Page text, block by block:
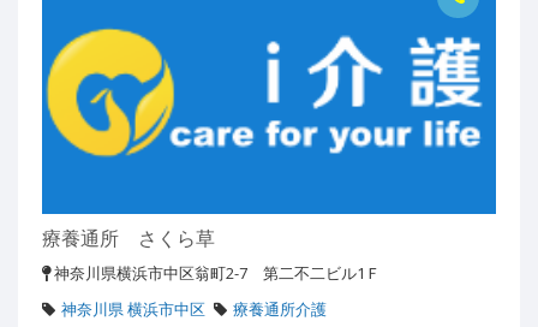
療養通所 さくら草
神奈川県横浜市中区翁町2-7 第二不二ビル1Ｆ
神奈川県 横浜市中区
療養通所介護